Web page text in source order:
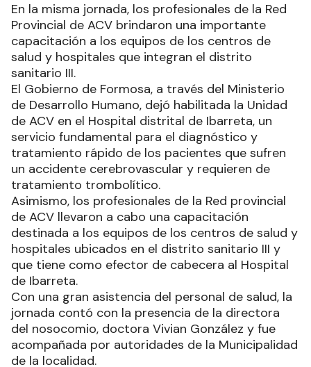
En la misma jornada, los profesionales de la Red
Provincial de ACV brindaron una importante
capacitación a los equipos de los centros de
salud y hospitales que integran el distrito
sanitario III.
El Gobierno de Formosa, a través del Ministerio
de Desarrollo Humano, dejó habilitada la Unidad
de ACV en el Hospital distrital de Ibarreta, un
servicio fundamental para el diagnóstico y
tratamiento rápido de los pacientes que sufren
un accidente cerebrovascular y requieren de
tratamiento trombolítico.
Asimismo, los profesionales de la Red provincial
de ACV llevaron a cabo una capacitación
destinada a los equipos de los centros de salud y
hospitales ubicados en el distrito sanitario III y
que tiene como efector de cabecera al Hospital
de Ibarreta.
Con una gran asistencia del personal de salud, la
jornada contó con la presencia de la directora
del nosocomio, doctora Vivian González y fue
acompañada por autoridades de la Municipalidad
de la localidad.